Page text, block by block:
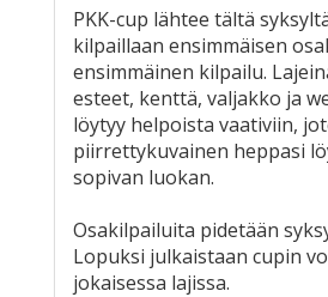
PKK-cup lähtee tältä
kilpaillaan ensimmäisen
ensimmäinen kilpailu.
esteet, kenttä, valjakko ja
löytyy helpoista vaativiin,
piirrettykuvainen heppasi
sopivan luokan.
Osakilpailuita pidetään
Lopuksi julkaistaan cupin
jokaisessa lajissa.